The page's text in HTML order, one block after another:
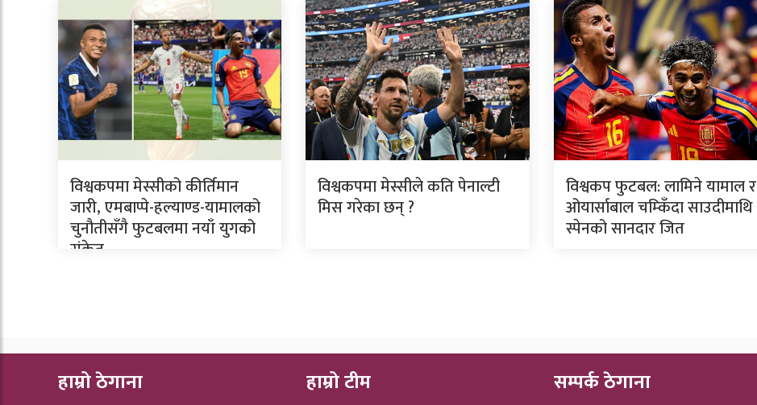
विश्वकपमा मेस्सीको कीर्तिमान
जारी, एमबाप्पे-हल्याण्ड-यामालको
चुनौतीसँगै फुटबलमा नयाँ युगको
संकेत
विश्वकपमा मेस्सीले कति पेनाल्टी
मिस गरेका छन् ?
विश्वकप फुटबल: लामिने यामाल र
ओयार्साबाल चम्किँदा साउदीमाथि
स्पेनको सानदार जित
हाम्रो ठेगाना हाम्रो टीम सम्पर्क ठेगाना